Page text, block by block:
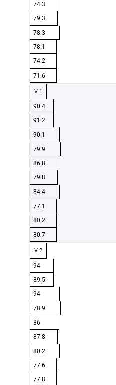
74.3
79.3
78.3
78.1
74.2
71.6
V 1
90.4
91.2
90.1
79.9
86.8
79.8
84.4
77.1
80.2
80.7
V 2
94
89.5
94
78.9
86
87.8
80.2
77.6
77.8